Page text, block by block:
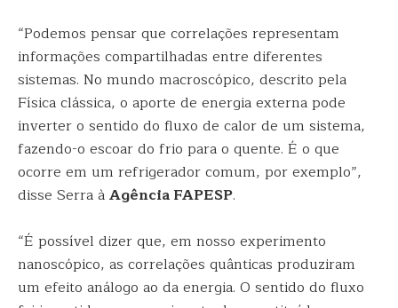
“Podemos pensar que correlações representam
informações compartilhadas entre diferentes
sistemas. No mundo macroscópico, descrito pela
Física clássica, o aporte de energia externa pode
inverter o sentido do fluxo de calor de um sistema,
fazendo-o escoar do frio para o quente. É o que
ocorre em um refrigerador comum, por exemplo”,
disse Serra àAgência FAPESP.
“É possível dizer que, em nosso experimento
nanoscópico, as correlações quânticas produziram
um efeito análogo ao da energia. O sentido do fluxo